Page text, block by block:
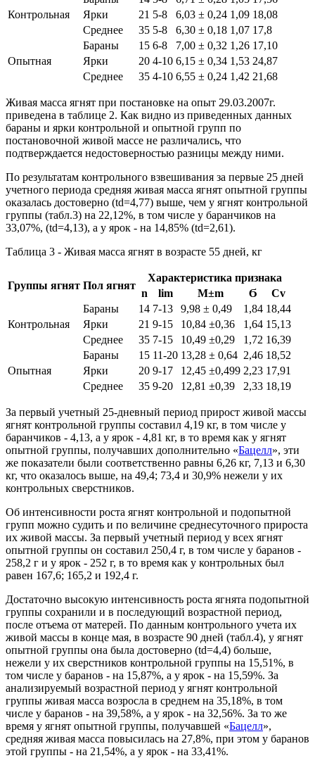
Контрольная
Ярки
21 5-8 6,03 ± 0,24 1,09 18,08
Среднее
35 5-8 6,30 ± 0,18 1,07 17,8
Опытная
Бараны 15 6-8 7,00 ± 0,32 1,26 17,10
Ярки
20 4-10 6,15 ± 0,34 1,53 24,87
Среднее
35 4-10 6,55 ± 0,24 1,42 21,68
Живая масса ягнят при постановке на опыт 29.03.2007г.
приведена в таблице 2. Как видно из приведенных данных
бараны и ярки контрольной и опытной групп по
постановочной живой массе не различались, что
подтверждается недостоверностью разницы между ними.
По результатам контрольного взвешивания за первые 25 дней
учетного периода средняя живая масса ягнят опытной группы
оказалась достоверно (td=4,77) выше, чем у ягнят контрольной
группы (табл.3) на 22,12%, в том числе у баранчиков на
33,07%, (td=4,13), a y ярок - на 14,85% (td=2,61).
Таблица 3 - Живая масса ягнят в возрасте 55 дней, кг
Группы ягнят Пол ягнят
Характеристика признака
n
lim М±m Ϭ Cv
Контрольная
Бараны 14 7-13 9,98 ± 0,49 1,84 18,44
Ярки
21 9-15 10,84 ±0,36 1,64 15,13
Среднее
35 7-15 10,49 ±0,29 1,72 16,39
Опытная
Бараны 15 11-20 13,28 ± 0,64 2,46 18,52
Ярки
20 9-17 12,45 ±0,499 2,23 17,91
Среднее
35 9-20 12,81 ±0,39 2,33 18,19
За первый учетный 25-дневный период прирост живой массы
ягнят контрольной группы составил 4,19 кг, в том числе у
баранчиков - 4,13, а у ярок - 4,81 кг, в то время как у ягнят
опытной группы, получавших дополнительно «Бацелл», эти
же показатели были соответственно равны 6,26 кг, 7,13 и 6,30
кг, что оказалось выше, на 49,4; 73,4 и 30,9% нежели у их
контрольных сверстников.
Об интенсивности роста ягнят контрольной и подопытной
групп можно судить и по величине среднесуточного прироста
их живой массы. За первый учетный период у всех ягнят
опытной группы он составил 250,4 г, в том числе у баранов -
258,2 г и у ярок - 252 г, в то время как у контрольных был
равен 167,6; 165,2 и 192,4 г.
Достаточно высокую интенсивность роста ягнята подопытной
группы сохранили и в последующий возрастной период,
после отъема от матерей. По данным контрольного учета их
живой массы в конце мая, в возрасте 90 дней (табл.4), у ягнят
опытной группы она была достоверно (td=4,4) больше,
нежели у их сверстников контрольной группы на 15,51%, в
том числе у баранов - на 15,87%, а у ярок - на 15,59%. За
анализируемый возрастной период у ягнят контрольной
группы живая масса возросла в среднем на 35,18%, в том
числе у баранов - на 39,58%, а у ярок - на 32,56%. За то же
время у ягнят опытной группы, получавшей «Бацелл»,
средняя живая масса повысилась на 27,8%, при этом у баранов
этой группы - на 21,54%, а у ярок - на 33,41%.